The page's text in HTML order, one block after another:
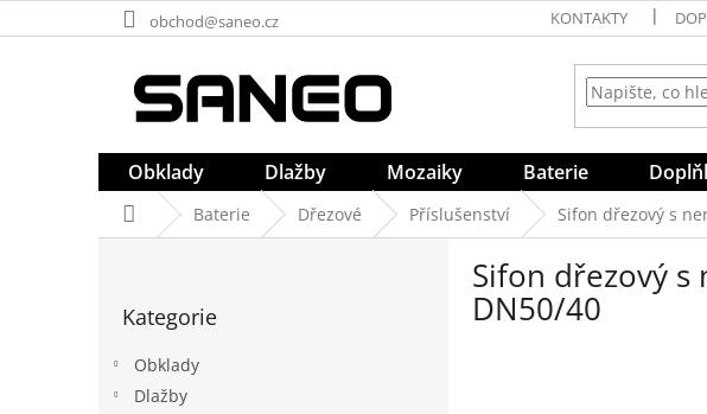
na
obchod@saneo.cz KONTAKTY
Obklady Dlažby Mozaiky Baterie
Domů Baterie Dřezové Příslušenství Sifon dřezový s
kategorie
Kategorie
Obklady
Dlažby
Sifon dřezový
DN50/40